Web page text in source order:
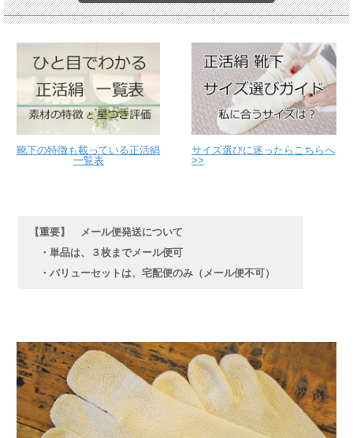
靴下の特徴も載っている正活絹
一覧表
サイズ選びに迷ったらこちらへ
>>
【重要】 メール便発送について
・単品は、３枚までメール便可
・バリューセットは、宅配便のみ（メール便不可）